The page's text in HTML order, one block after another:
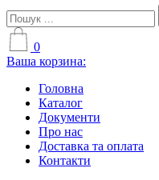
0
Ваша корзина:
Головна
Каталог
Документи
Про нас
Доставка та оплата
Контакти